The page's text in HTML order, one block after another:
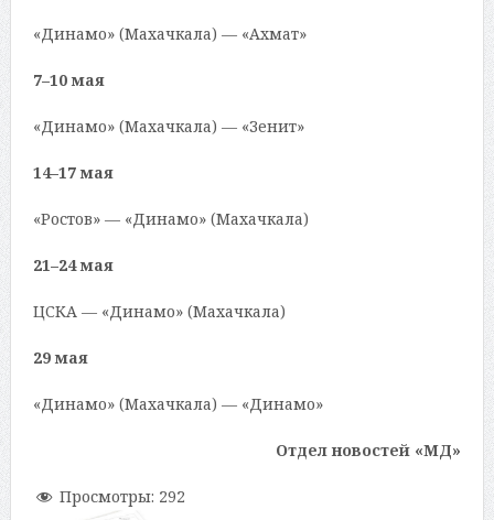
«Динамо» (Махачкала) — «Ахмат»
7–10 мая
«Динамо» (Махачкала) — «Зенит»
14–17 мая
«Ростов» — «Динамо» (Махачкала)
21–24 мая
ЦСКА — «Динамо» (Махачкала)
29 мая
«Динамо» (Махачкала) — «Динамо»
Отдел новостей «МД»
Просмотры: 292